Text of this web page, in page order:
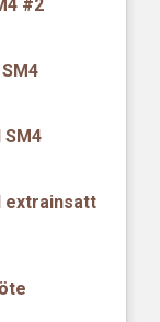
#2
extrainsatt